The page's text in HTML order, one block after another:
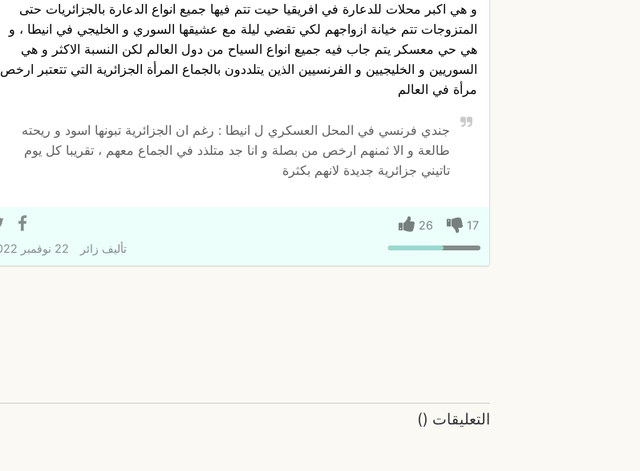
و هي اكبر محلات للدعارة في افريقيا حيت تتم فيها جميع انواع الدعارة بالجزائريات حتى
المتزوجات تتم خيانة ازواجهم لكي تقضي ليلة مع عشيقها السوري و الخليجي في انيطا ، و
هي حي معسكر يتم جاب فيه جميع انواع السياح من دول العالم لكن النسبة الاكثر و هي
السوريين و الخليجيين و الفرنسيين الذين يتلددون بالجماع المرأة الجزائرية التي تتعتبر ارخص
مرأة في العالم
جندي فرنسي في المحل العسكري ل انيطا : رغم ان الجزائرية تبونها اسود و ريحته
طالعة و الا ثمنهم ارخص من بصلة و انا جد متلذد في الجماع معهم ، تقريبا كل يوم
تاتيني جزائرية جديدة لانهم بكثرة
17
26
تأليف زائر 22 نوفمبر 2022
التعليقات (
)